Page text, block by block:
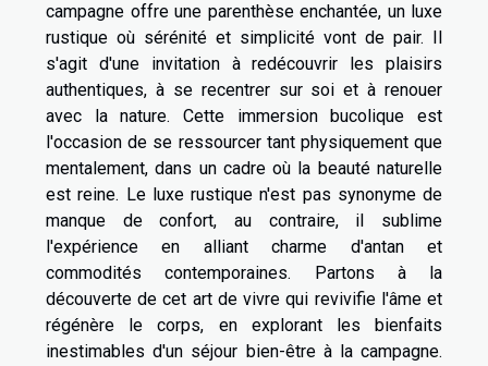
campagne offre une parenthèse enchantée, un luxe
rustique où sérénité et simplicité vont de pair. Il
s'agit d'une invitation à redécouvrir les plaisirs
authentiques, à se recentrer sur soi et à renouer
avec la nature. Cette immersion bucolique est
l'occasion de se ressourcer tant physiquement que
mentalement, dans un cadre où la beauté naturelle
est reine. Le luxe rustique n'est pas synonyme de
manque de confort, au contraire, il sublime
l'expérience en alliant charme d'antan et
commodités contemporaines. Partons à la
découverte de cet art de vivre qui revivifie l'âme et
régénère le corps, en explorant les bienfaits
inestimables d'un séjour bien-être à la campagne.